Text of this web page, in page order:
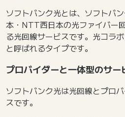
ソフトバンク光とは、ソフトバ
本・NTT西日本の光ファイバー
る光回線サービスです。光コラ
と呼ばれるタイプです。
プロバイダーと一体型のサー
ソフトバンク光は光回線とプロ
スです。